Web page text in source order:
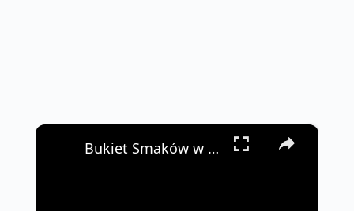
×
Bukiet Smaków w Bangkoku: Quarter Pounder z Kremowym Parmezanem 🍔🌶️